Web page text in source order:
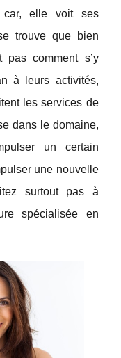
car, elle voit ses
trouve que bien
pas comment s’y
à leurs activités,
les services de
dans le domaine,
un certain
une nouvelle
surtout pas à
spécialisée en